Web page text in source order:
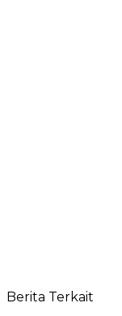
Berita Terkait